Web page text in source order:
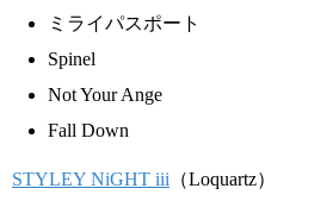
ミライパスポート
Spinel
Not Your Ange
Fall Down
STYLEY NiGHT iii （Loquartz）